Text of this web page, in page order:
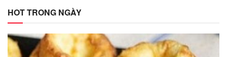
HOT TRONG NGÀY